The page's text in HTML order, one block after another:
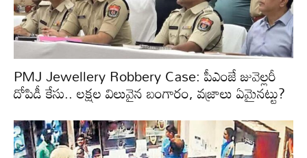
PMJ Jewellery Robbery Case: పీఎంజే జువెల్లరీ
దోపిడీ కేసు.. లక్షల విలువైన బంగారం, వజ్రాలు ఏమైనట్టు?